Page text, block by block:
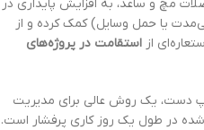
مچ و ساعد، به افزایش پایداری در
یا حمل وسایل) کمک کرده و از
از استقامت در پروژه‌های
دست، یک روش عالی برای مدیریت
در طول یک روز کاری پرفشار است.